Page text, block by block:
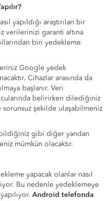
yapıldığı araştırılan bir
verilerinizi garanti altına
biri yedekleme
Google yedek
Cihazlar arasında da
başlanır. Veri
belirirken dilediğiniz
şekilde ulaşabilmeniz
gibi diğer yandan
mümkün olacaktır.
yapacak olanlar nasıl
Bu nedenle yedeklemeye
Android telefonda